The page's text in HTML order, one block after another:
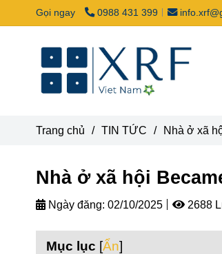
Gọi ngay 0988 431 399
Trang chủ / TIN TỨC / Nhà ở xã
Nhà ở xã hội
Ngày đăng: 02/10/2025 2688
Mục lục [Ẩn]